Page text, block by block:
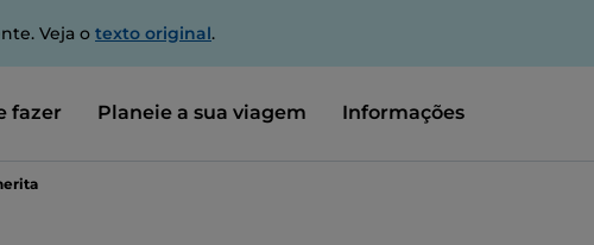
Veja o texto original.
fazer Planeie a sua viagem Informações